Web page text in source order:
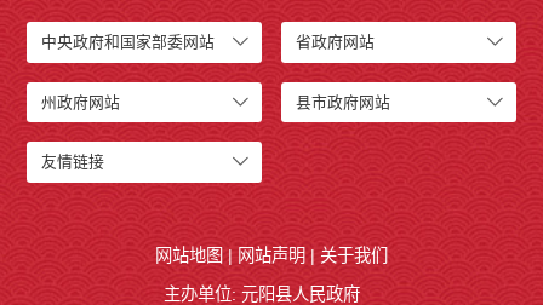
中央政府和国家部委网站 省政府网站
州政府网站 县市政府网站
友情链接
网站地图 | 网站声明 | 关于我们
主办单位: 元阳县人民政府